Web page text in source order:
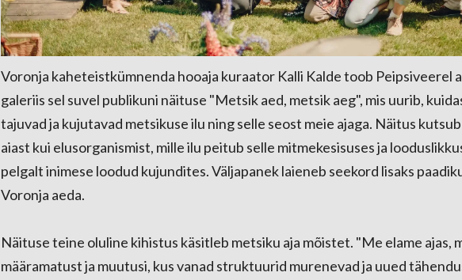
Voronja kaheteistkümnenda hooaja kuraator Kalli Kalde toob Peipsiveerel
galeriis sel suvel publikuni näituse "Metsik aed, metsik aeg", mis uurib,
tajuvad ja kujutavad metsikuse ilu ning selle seost meie ajaga. Näitus
aiast kui elusorganismist, mille ilu peitub selle mitmekesisuses ja
pelgalt inimese loodud kujundites. Väljapanek laieneb seekord lisaks
Voronja aeda.
Näituse teine oluline kihistus käsitleb metsiku aja mõistet. "Me elame ajas,
määramatust ja muutusi, kus vanad struktuurid murenevad ja uued